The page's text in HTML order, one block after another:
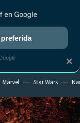
NUEVO
RANKINGS CINE
Marvel Star Wars
×
en Google